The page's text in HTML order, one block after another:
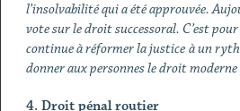
l’insolvabilité qui a été approuvée.
vote sur le droit successoral. C’est
continue à réformer la justice à un
donner aux personnes le droit moderne
4. Droit pénal routier